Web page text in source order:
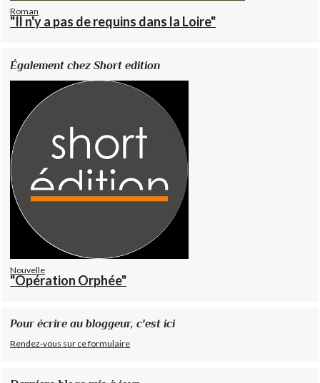
Roman
"Il n'y a pas de requins dans la Loire"
Également chez Short edition
Nouvelle
"Opération Orphée"
Pour écrire au bloggeur, c'est ici
Rendez-vous sur ce formulaire